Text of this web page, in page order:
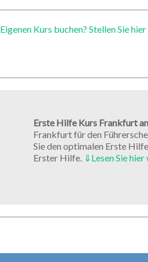
Eigenen Kurs buchen? Stellen Sie
Erste Hilfe Kurs Frankfurt
Frankfurt für den
Sie den optimalen Erste
Erster Hilfe. ⇓ Lesen Sie